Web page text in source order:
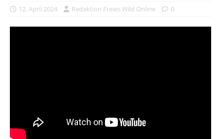
12. April 2024 Redaktion Freies Wild Online 0